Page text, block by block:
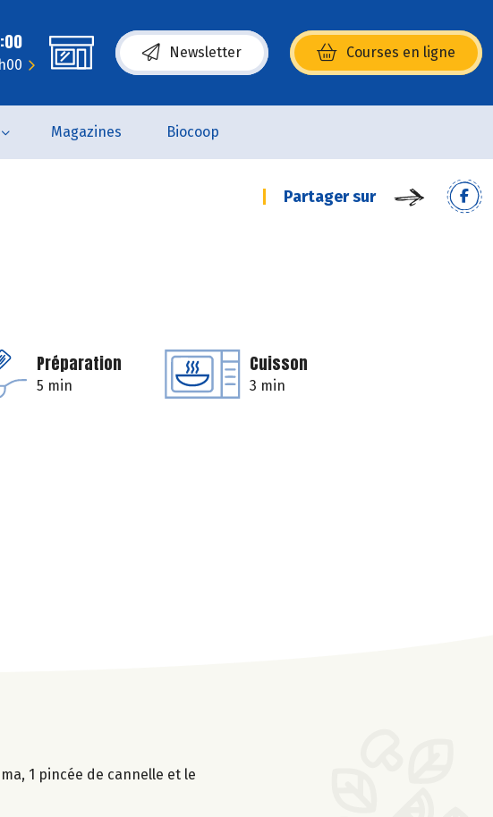
Newsletter Courses en ligne
(s’ouvre dans une nouvelle fenêtre)
Magazines Biocoop
Partager sur
Préparation
5 min
Cuisson
3 min
1 pincée de cannelle et le